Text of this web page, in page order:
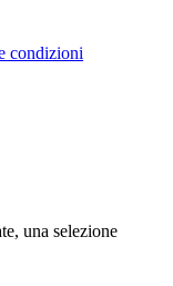
condizioni
una selezione